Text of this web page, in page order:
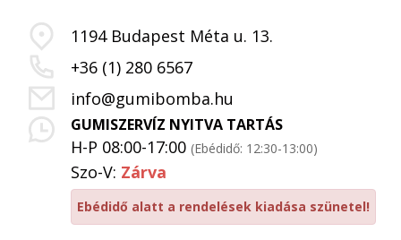
1194 Budapest Méta u. 13.
+36 (1) 280 6567
info@gumibomba.hu
GUMISZERVÍZ NYITVA TARTÁS
H-P 08:00-17:00 (Ebédidő: 12:30-13:00)
Szo-V: Zárva
Ebédidő alatt a rendelések kiadása szünetel!